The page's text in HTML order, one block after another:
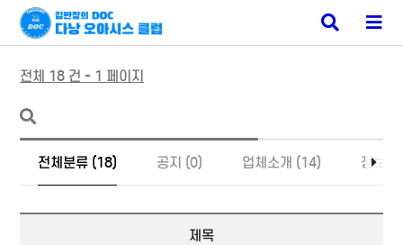
검
색
메
뉴
다낭 마사지
전체 18 건 - 1 페이지
전체분류 (18) 공지 (0) 업체소개 (14) 정보
제목